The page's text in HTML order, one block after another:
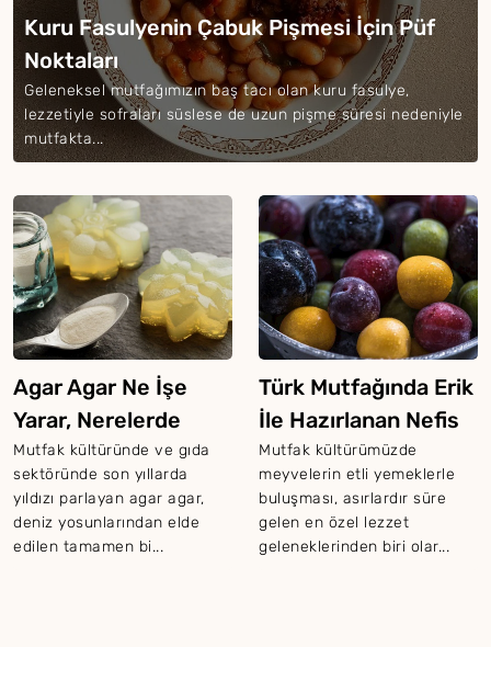
Kuru Fasulyenin Çabuk Pişmesi İçin Püf
Noktaları
Geleneksel mutfağımızın baş tacı olan kuru fasulye,
lezzetiyle sofraları süslese de uzun pişme süresi nedeniyle
mutfakta...
Agar Agar Ne İşe
Yarar, Nerelerde
Kullanılır?
Mutfak kültüründe ve gıda
sektöründe son yıllarda
yıldızı parlayan agar agar,
deniz yosunlarından elde
edilen tamamen bi...
Türk Mutfağında Erik
İle Hazırlanan Nefis
Yemekler
Mutfak kültürümüzde
meyvelerin etli yemeklerle
buluşması, asırlardır süre
gelen en özel lezzet
geleneklerinden biri olar...